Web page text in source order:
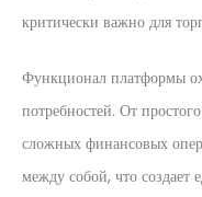
критически важно для
Функционал платформы
потребностей. От
сложных финансовых
между собой, что создает